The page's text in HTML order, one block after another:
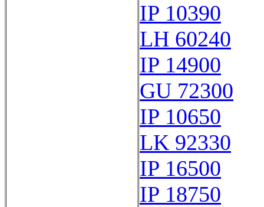
IP 10390
LH 60240
IP 14900
GU 72300
IP 10650
LK 92330
IP 16500
IP 18750